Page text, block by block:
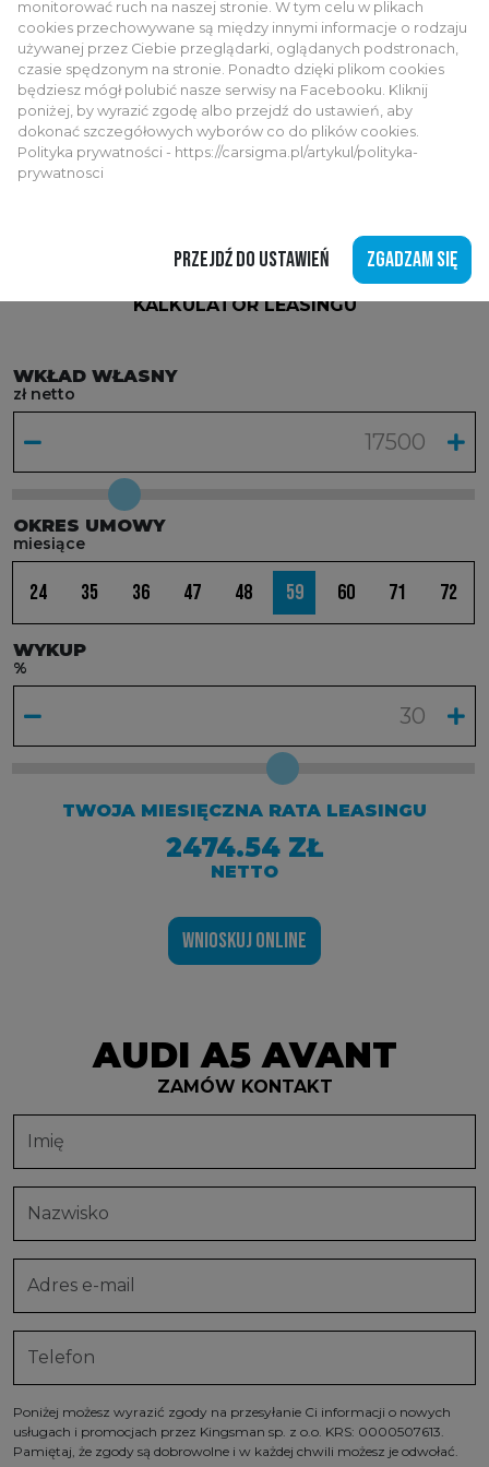
Ubezpieczenie
AC/OC
Ubezpieczenie
AUDI A5 AVANT
KALKULATOR LEASINGU
WKŁAD WŁASNY
zł netto
OKRES UMOWY
miesiące
24 35 36 47 48 59 60 71 72
WYKUP
%
TWOJA MIESIĘCZNA RATA LEASINGU
2474.54 ZŁ
NETTO
WNIOSKUJ ONLINE
AUDI A5 AVANT
ZAMÓW KONTAKT
Poniżej możesz wyrazić zgody na przesyłanie Ci informacji o nowych
usługach i promocjach przez Kingsman sp. z o.o. KRS: 0000507613.
Pamiętaj, że zgody są dobrowolne i w każdej chwili możesz je odwołać.
monitorować ruch na naszej stronie. W tym celu w plikach
cookies przechowywane są między innymi informacje o rodzaju
używanej przez Ciebie przeglądarki, oglądanych podstronach,
czasie spędzonym na stronie. Ponadto dzięki plikom cookies
będziesz mógł polubić nasze serwisy na Facebooku. Kliknij
poniżej, by wyrazić zgodę albo przejdź do ustawień, aby
dokonać szczegółowych wyborów co do plików cookies.
Polityka prywatności - https://carsigma.pl/artykul/polityka-
prywatnosci
PRZEJDŹ DO USTAWIEŃ ZGADZAM SIĘ